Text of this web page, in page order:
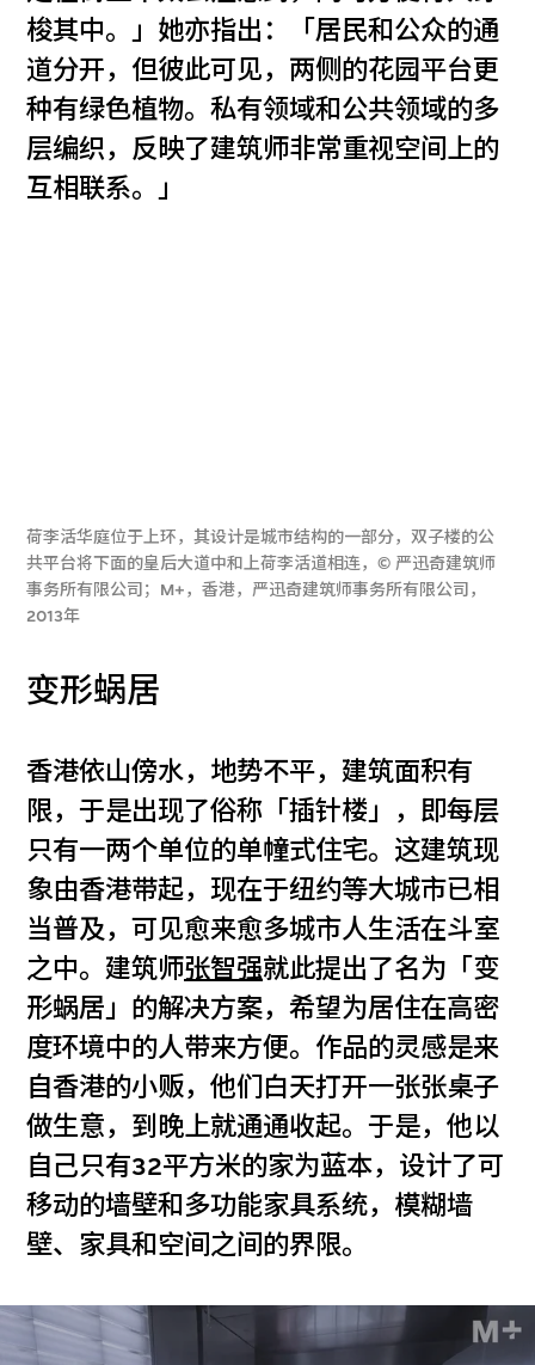
梭其中。」她亦指出：「居民和公众的通
道分开，但彼此可见，两侧的花园平台更
种有绿色植物。私有领域和公共领域的多
层编织，反映了建筑师非常重视空间上的
互相联系。」
荷李活华庭位于上环，其设计是城市结构的一部分，双子楼的公
共平台将下面的皇后大道中和上荷李活道相连，© 严迅奇建筑师
事务所有限公司；M+，香港，严迅奇建筑师事务所有限公司，
2013年
变形蜗居
香港依山傍水，地势不平，建筑面积有
限，于是出现了俗称「插针楼」，即每层
只有一两个单位的单幢式住宅。这建筑现
象由香港带起，现在于纽约等大城市已相
当普及，可见愈来愈多城市人生活在斗室
之中。建筑师张智强就此提出了名为「变
形蜗居」的解决方案，希望为居住在高密
度环境中的人带来方便。作品的灵感是来
自香港的小贩，他们白天打开一张张桌子
做生意，到晚上就通通收起。于是，他以
自己只有32平方米的家为蓝本，设计了可
移动的墙壁和多功能家具系统，模糊墙
壁、家具和空间之间的界限。